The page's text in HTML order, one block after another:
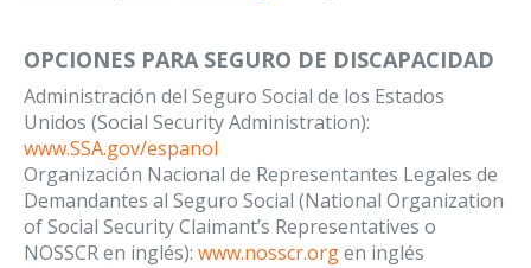
OPCIONES PARA SEGURO DE DISCAPACIDAD
Administración del Seguro Social de los Estados
Unidos (Social Security Administration):
www.SSA.gov/espanol
Organización Nacional de Representantes Legales de
Demandantes al Seguro Social (National Organization
of Social Security Claimant’s Representatives o
NOSSCR en inglés): www.nosscr.orgen inglés